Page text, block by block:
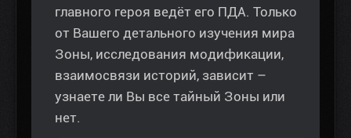
главного героя ведёт его ПДА. Только
от Вашего детального изучения мира
Зоны, исследования модификации,
взаимосвязи историй, зависит –
узнаете ли Вы все тайный Зоны или
нет.